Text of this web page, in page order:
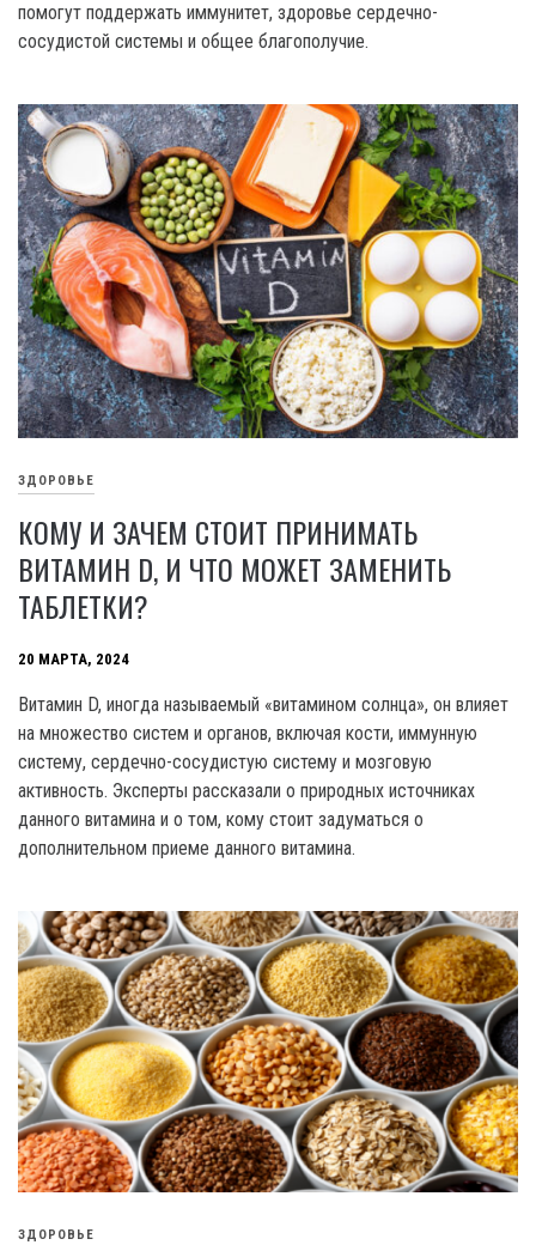
помогут поддержать иммунитет, здоровье сердечно-
сосудистой системы и общее благополучие.
ЗДОРОВЬЕ
КОМУ И ЗАЧЕМ СТОИТ ПРИНИМАТЬ
ВИТАМИН D, И ЧТО МОЖЕТ ЗАМЕНИТЬ
ТАБЛЕТКИ?
20 МАРТА, 2024
Витамин D, иногда называемый «витамином солнца», он влияет
на множество систем и органов, включая кости, иммунную
систему, сердечно-сосудистую систему и мозговую
активность. Эксперты рассказали о природных источниках
данного витамина и о том, кому стоит задуматься о
дополнительном приеме данного витамина.
ЗДОРОВЬЕ